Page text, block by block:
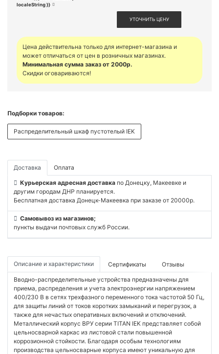
localeString }}
УТОЧНИТЬ ЦЕНУ
Цена действительна только для интернет-магазина и
может отличаться от цен в розничных магазинах.
Минимальная сумма заказ от 2000р.
Скидки оговариваются!
Подборки товаров:
Распределительный шкаф пустотелый IEK
Доставка Оплата
Курьерская адресная доставка по Донецку, Макеевке и
другим городам ДНР планируется.
Бесплатная доставка Донецк-Макеевка при заказе от 20000р.
Самовывоз из магазинов;
пункты выдачи почтовых служб России.
Описание и характеристики Сертификаты Отзывы
Вводно-распределительные устройства предназначены для
приема, распределения и учета электроэнергии напряжением
400/230 В в сетях трехфазного переменного тока частотой 50 Гц,
для защиты линий от токов коротких замыканий и перегрузок, а
также для нечастых оперативных включений и отключений.
Металлический корпус ВРУ серии TITAN IEK представляет собой
цельносварной каркас из листовой стали повышенной
коррозионной стойкости. Благодаря особым технологиям
производства цельносварные корпуса имеют уникальную для